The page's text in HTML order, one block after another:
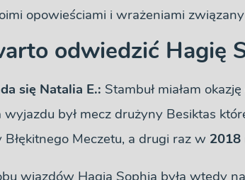
opowieściami i wrażeniami
odwiedzić Hagię
się Natalia E.: Stambuł miałam
był mecz drużyny Besiktas
Błękitnego Meczetu, a drugi raz w 2018